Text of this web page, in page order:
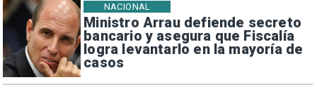
Ministro Arrau defiende secreto
bancario y asegura que Fiscalía
logra levantarlo en la mayoría de
casos
NACIONAL